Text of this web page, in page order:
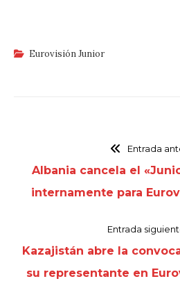
Eurovisión Junior
Entrada
Albania cancela el
internamente para
Entrada
Kazajistán abre la
su representante en